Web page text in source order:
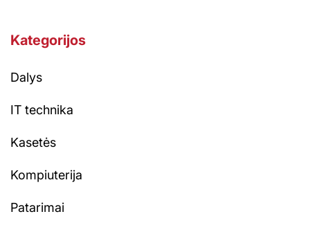
Kategorijos
Dalys
IT technika
Kasetės
Kompiuterija
Patarimai